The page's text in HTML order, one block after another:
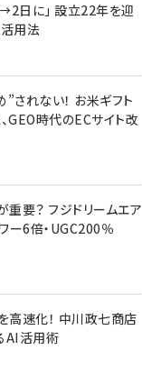
日に」 設立22年を迎
用法
されない！ お米ギフト
GEO時代のECサイト改
要？ フジドリームエア
ー6倍・UGC200％
高速化！ 中川政七商店
AI活用術